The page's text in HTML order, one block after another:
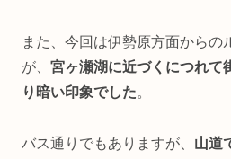
また、今回は伊勢原方面からの
が、 宮ヶ瀬湖に近づくにつれて
り暗い印象でした。
バス通りでもありますが、 山道